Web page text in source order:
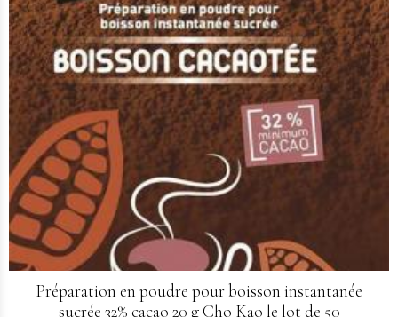
Préparation en poudre pour boisson instantanée
sucrée 32% cacao 20 g Cho Kao le lot de 50